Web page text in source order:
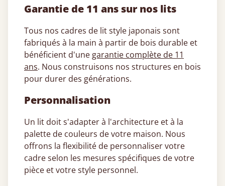
Garantie de 11 ans sur nos lits
Tous nos cadres de lit style japonais sont
fabriqués à la main à partir de bois durable et
bénéficient d'une garantie complète de 11
ans. Nous construisons nos structures en bois
pour durer des générations.
Personnalisation
Un lit doit s'adapter à l'architecture et à la
palette de couleurs de votre maison. Nous
offrons la flexibilité de personnaliser votre
cadre selon les mesures spécifiques de votre
pièce et votre style personnel.